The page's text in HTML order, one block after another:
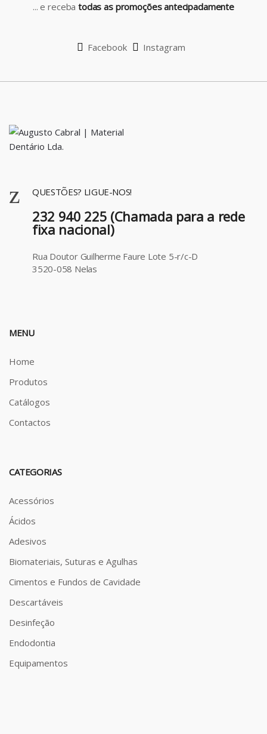
... e recebatodas as promoções antecipadamente
Facebook Instagram
QUESTÕES? LIGUE-NOS!
232 940 225 (Chamada para a rede
fixa nacional)
Rua Doutor Guilherme Faure Lote 5-r/c-D
3520-058 Nelas
MENU
Home
Produtos
Catálogos
Contactos
CATEGORIAS
Acessórios
Ácidos
Adesivos
Biomateriais, Suturas e Agulhas
Cimentos e Fundos de Cavidade
Descartáveis
Desinfeção
Endodontia
Equipamentos